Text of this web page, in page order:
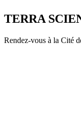
TERRA
Rendez-vous à la Cité